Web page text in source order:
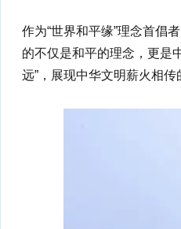
作为“世界和平缘”理念首倡
的不仅是和平的理念，更是
远”，展现中华文明薪火相传